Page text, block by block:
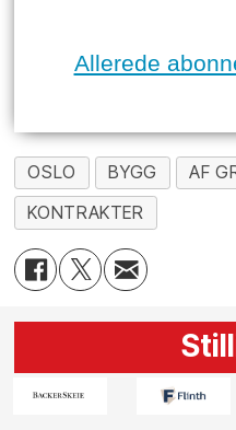
Allerede
OSLO BYGG AF
KONTRAKTER